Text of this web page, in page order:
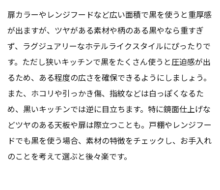
扉カラーやレンジフードなど広い面積で黒を使うと重厚感
が出ますが、ツヤがある素材や柄のある黒やなら重すぎ
ず、ラグジュアリーなホテルライクスタイルにぴったりで
す。ただし狭いキッチンで黒をたくさん使うと圧迫感が出
るため、ある程度の広さを確保できるようにしましょう。
また、ホコリや引っかき傷、指紋などは白っぽくなるた
め、黒いキッチンでは逆に目立ちます。特に鏡面仕上げな
どツヤのある天板や扉は際立つことも。戸棚やレンジフー
ドでも黒を使う場合、素材の特徴をチェックし、お手入れ
のことを考えて選ぶと後々楽です。